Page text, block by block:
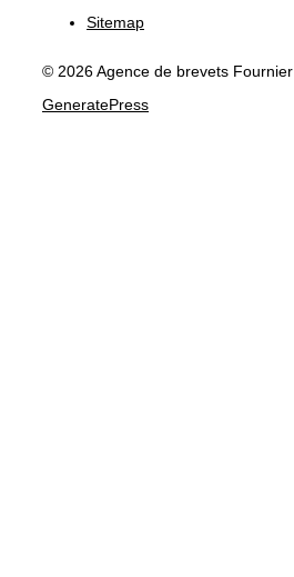
Sitemap
© 2026 Agence de brevets Fournier
GeneratePress